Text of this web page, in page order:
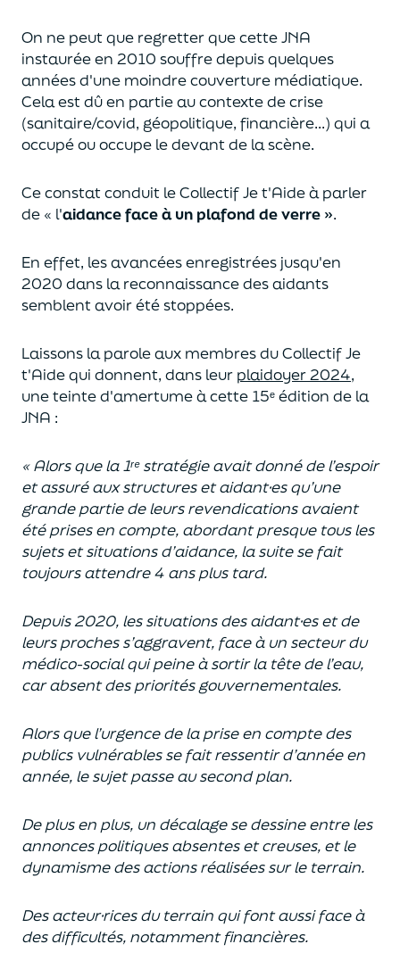
On ne peut que regretter que cette JNA
instaurée en 2010 souffre depuis quelques
années d'une moindre couverture médiatique.
Cela est dû en partie au contexte de crise
(sanitaire/covid, géopolitique, financière...) qui a
occupé ou occupe le devant de la scène.
Ce constat conduit le Collectif Je t'Aide à parler
de « l'aidance face à un plafond de verre ».
En effet, les avancées enregistrées jusqu'en
2020 dans la reconnaissance des aidants
semblent avoir été stoppées.
Laissons la parole aux membres du Collectif Je
t'Aide qui donnent, dans leur plaidoyer 2024,
une teinte d'amertume à cette 15ᵉ édition de la
JNA :
« Alors que la 1ʳᵉ stratégie avait donné de l’espoir
et assuré aux structures et aidant·es qu’une
grande partie de leurs revendications avaient
été prises en compte, abordant presque tous les
sujets et situations d’aidance, la suite se fait
toujours attendre 4 ans plus tard.
Depuis 2020, les situations des aidant·es et de
leurs proches s’aggravent, face à un secteur du
médico-social qui peine à sortir la tête de l’eau,
car absent des priorités gouvernementales.
Alors que l’urgence de la prise en compte des
publics vulnérables se fait ressentir d’année en
année, le sujet passe au second plan.
De plus en plus, un décalage se dessine entre les
annonces politiques absentes et creuses, et le
dynamisme des actions réalisées sur le terrain.
Des acteur·rices du terrain qui font aussi face à
des difficultés, notamment financières.